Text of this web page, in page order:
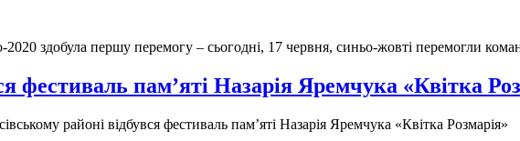
здобула першу перемогу – cьогодні, 17 червня, синьо-жовті перемогли
фестиваль пам’яті Назарія Яремчука «Квітка
районі відбувся фестиваль пам’яті Назарія Яремчука «Квітка Розмарія»